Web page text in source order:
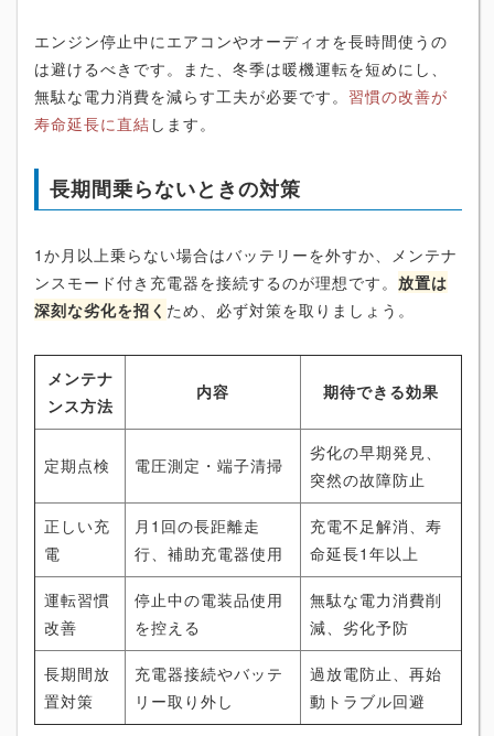
エンジン停止中にエアコンやオーディオを長時間使うの
は避けるべきです。また、冬季は暖機運転を短めにし、
無駄な電力消費を減らす工夫が必要です。 習慣の改善が
寿命延長に直結 します。
長期間乗らないときの対策
1か月以上乗らない場合はバッテリーを外すか、メンテナ
ンスモード付き充電器を接続するのが理想です。 放置は
深刻な劣化を招く ため、必ず対策を取りましょう。
メンテナ
ンス方法
内容 期待できる効果
定期点検 電圧測定・端子清掃
劣化の早期発見、
突然の故障防止
正しい充
電
月1回の長距離走
行、補助充電器使用
充電不足解消、寿
命延長1年以上
運転習慣
改善
停止中の電装品使用
を控える
無駄な電力消費削
減、劣化予防
長期間放
置対策
充電器接続やバッテ
リー取り外し
過放電防止、再始
動トラブル回避